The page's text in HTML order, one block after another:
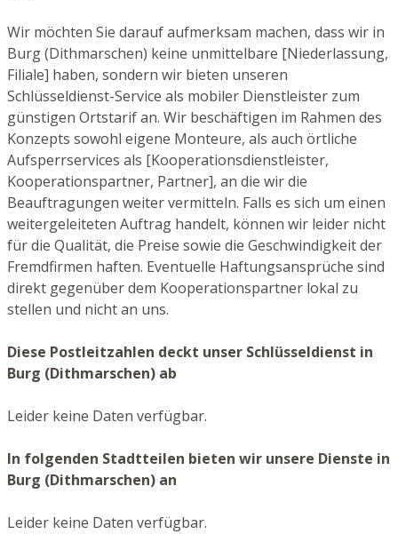
Wir möchten Sie darauf aufmerksam machen, dass wir in
Burg (Dithmarschen) keine unmittelbare [Niederlassung,
Filiale] haben, sondern wir bieten unseren
Schlüsseldienst-Service als mobiler Dienstleister zum
günstigen Ortstarif an. Wir beschäftigen im Rahmen des
Konzepts sowohl eigene Monteure, als auch örtliche
Aufsperrservices als [Kooperationsdienstleister,
Kooperationspartner, Partner], an die wir die
Beauftragungen weiter vermitteln. Falls es sich um einen
weitergeleiteten Auftrag handelt, können wir leider nicht
für die Qualität, die Preise sowie die Geschwindigkeit der
Fremdfirmen haften. Eventuelle Haftungsansprüche sind
direkt gegenüber dem Kooperationspartner lokal zu
stellen und nicht an uns.
Diese Postleitzahlen deckt unser Schlüsseldienst in
Burg (Dithmarschen) ab
Leider keine Daten verfügbar.
In folgenden Stadtteilen bieten wir unsere Dienste in
Burg (Dithmarschen) an
Leider keine Daten verfügbar.